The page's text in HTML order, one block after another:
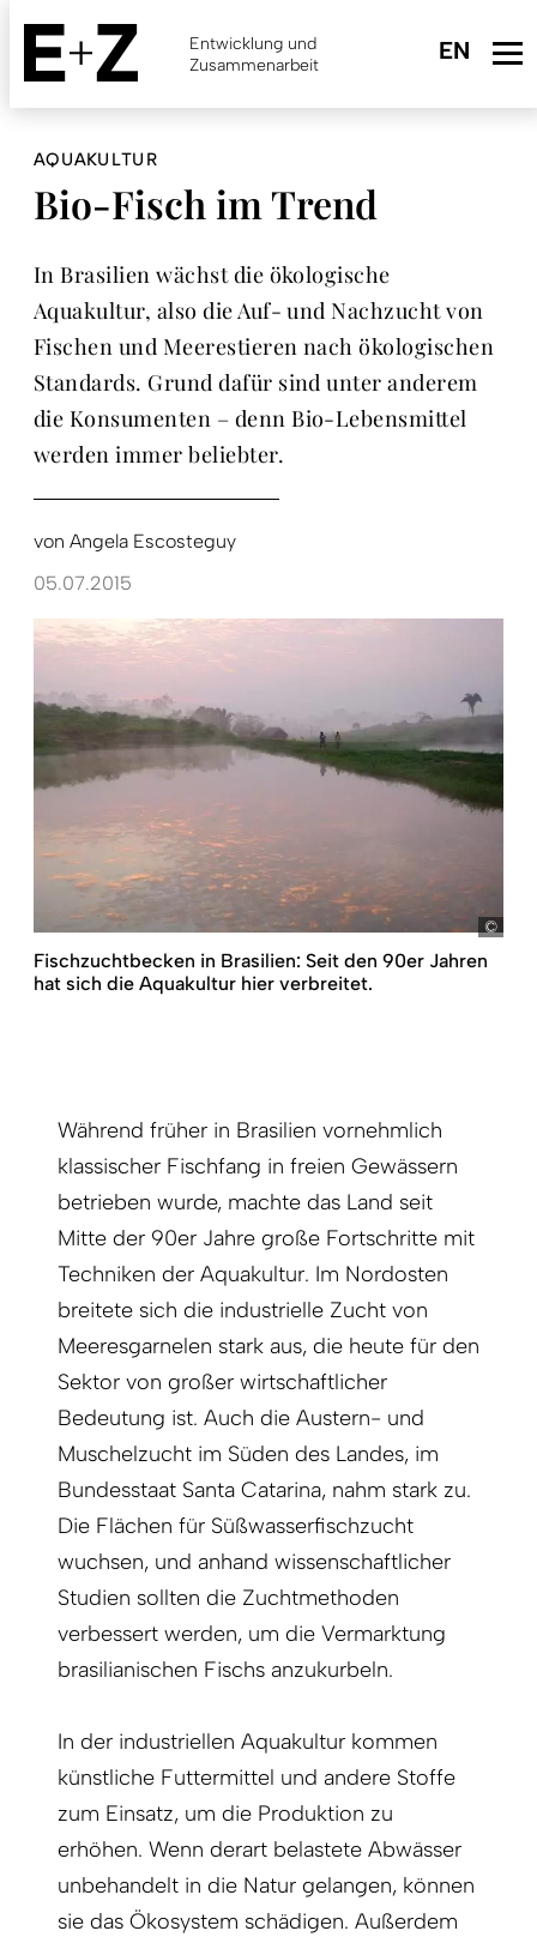
Skip
main
content
Entwicklung und
Zusammenarbeit
AQUAKULTUR
Bio-Fisch im Trend
In Brasilien wächst die ökologische
Aquakultur, also die Auf- und Nachzucht von
Fischen und Meerestieren nach ökologischen
Standards. Grund dafür sind unter anderem
die Konsumenten – denn Bio-Lebensmittel
werden immer beliebter.
von Angela Escosteguy
05.07.2015
Fischzuchtbecken in Brasilien: Seit den 90er Jahren
hat sich die Aquakultur hier verbreitet.
Während früher in Brasilien vornehmlich
klassischer Fischfang in freien Gewässern
betrieben wurde, machte das Land seit
Mitte der 90er Jahre große Fortschritte mit
Techniken der Aquakultur. Im Nordosten
breitete sich die industrielle Zucht von
Meeresgarnelen stark aus, die heute für den
Sektor von großer wirtschaftlicher
Bedeutung ist. Auch die Austern- und
Muschelzucht im Süden des Landes, im
Bundesstaat Santa Catarina, nahm stark zu.
Die Flächen für Süßwasserfischzucht
wuchsen, und anhand wissenschaftlicher
Studien sollten die Zuchtmethoden
verbessert werden, um die Vermarktung
brasilianischen Fischs anzukurbeln.
In der industriellen Aquakultur kommen
künstliche Futtermittel und andere Stoffe
zum Einsatz, um die Produktion zu
erhöhen. Wenn derart belastete Abwässer
unbehandelt in die Natur gelangen, können
sie das Ökosystem schädigen. Außerdem